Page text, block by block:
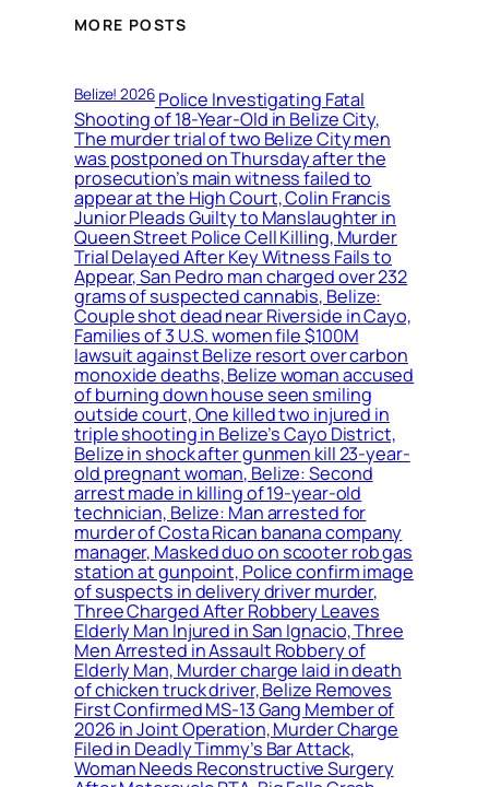
MORE POSTS
Belize! 2026Police Investigating Fatal
Shooting of 18-Year-Old in Belize City,
The murder trial of two Belize City men
was postponed on Thursday after the
prosecution’s main witness failed to
appear at the High Court, Colin Francis
Junior Pleads Guilty to Manslaughter in
Queen Street Police Cell Killing, Murder
Trial Delayed After Key Witness Fails to
Appear, San Pedro man charged over 232
grams of suspected cannabis, Belize:
Couple shot dead near Riverside in Cayo,
Families of 3 U.S. women file $100M
lawsuit against Belize resort over carbon
monoxide deaths, Belize woman accused
of burning down house seen smiling
outside court, One killed two injured in
triple shooting in Belize’s Cayo District,
Belize in shock after gunmen kill 23-year-
old pregnant woman, Belize: Second
arrest made in killing of 19-year-old
technician, Belize: Man arrested for
murder of Costa Rican banana company
manager, Masked duo on scooter rob gas
station at gunpoint, Police confirm image
of suspects in delivery driver murder,
Three Charged After Robbery Leaves
Elderly Man Injured in San Ignacio, Three
Men Arrested in Assault Robbery of
Elderly Man, Murder charge laid in death
of chicken truck driver, Belize Removes
First Confirmed MS-13 Gang Member of
2026 in Joint Operation, Murder Charge
Filed in Deadly Timmy’s Bar Attack,
Woman Needs Reconstructive Surgery